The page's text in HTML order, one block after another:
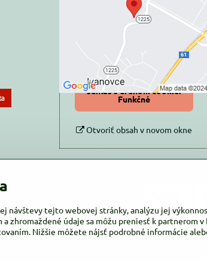
súkromia
Prajete si načítať externý obsah?
Povoliť tentokrát
Povoliť a zapamätať -
súhlas s druhom cookie:
Funkčné
Otvoriť obsah v novom okne
návštevy tejto webovej stránky, analýzu jej
zhromaždené údaje sa môžu preniesť k partnerom
Nižšie môžete nájsť podrobné informácie